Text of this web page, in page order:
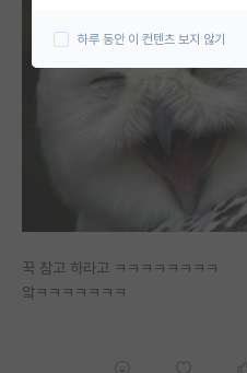
연구실(PI) 홍보 게시판
임용 후기 게시판
꾹 참고 하라고 ㅋㅋㅋㅋㅋㅋㅋㅋ
앜ㅋㅋㅋㅋㅋㅋㅋ
하루 동안 이 컨텐츠 보지 않기